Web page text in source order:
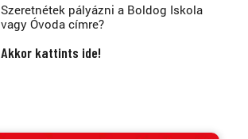
Szeretnétek pályázni a Boldog Iskola
vagy Óvoda címre?
Akkor kattints ide!